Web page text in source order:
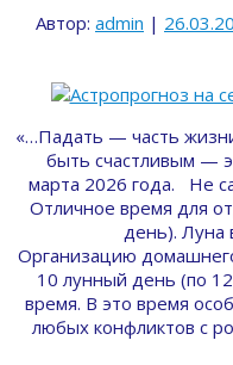
Автор: admin |
«…Падать — часть
быть счастливым —
марта 2026 года. Не
Отличное время для
день). Луна
Организацию
10 лунный день (по
время. В это время
любых конфликтов с